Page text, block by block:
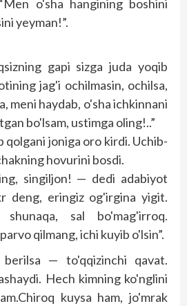
o'sha hangining boshini
yeyman!”.
gapi sizga juda yoqib
jag'i ochilmasin, ochilsa,
meni haydab, o'sha ichkinnani
bo'lsam, ustimga oling!..”
qolgani joniga oro kirdi. Uchib-
hovurini bosdi.
singiljon! — dedi adabiyot
deng, eringiz og'irgina yigit.
sal bo'mag'irroq.
qilmang, ichi kuyib o'lsin”.
— to'qqizinchi qavat.
Hech kimning ko'nglini
kuysa ham, jo'mrak